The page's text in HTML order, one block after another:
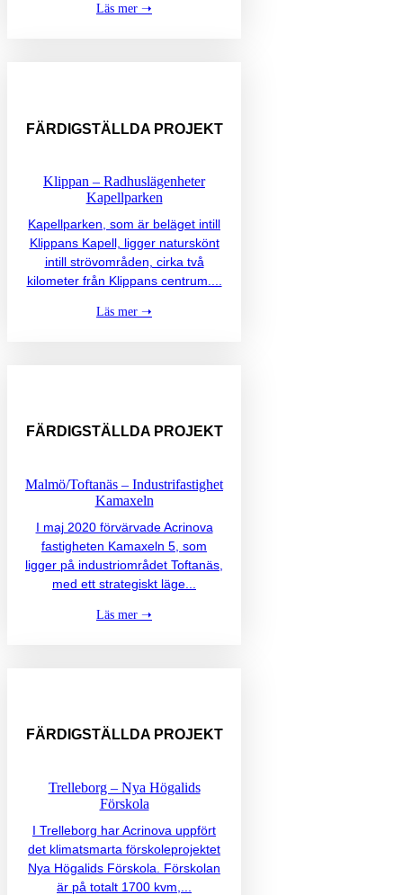
Läs mer ➝
FÄRDIGSTÄLLDA PROJEKT
Klippan – Radhuslägenheter
Kapellparken
Kapellparken, som är beläget intill
Klippans Kapell, ligger naturskönt
intill strövområden, cirka två
kilometer från Klippans centrum....
Läs mer ➝
FÄRDIGSTÄLLDA PROJEKT
Malmö/Toftanäs – Industrifastighet
Kamaxeln
I maj 2020 förvärvade Acrinova
fastigheten Kamaxeln 5, som
ligger på industriområdet Toftanäs,
med ett strategiskt läge...
Läs mer ➝
FÄRDIGSTÄLLDA PROJEKT
Trelleborg – Nya Högalids
Förskola
I Trelleborg har Acrinova uppfört
det klimatsmarta förskoleprojektet
Nya Högalids Förskola. Förskolan
är på totalt 1700 kvm,...